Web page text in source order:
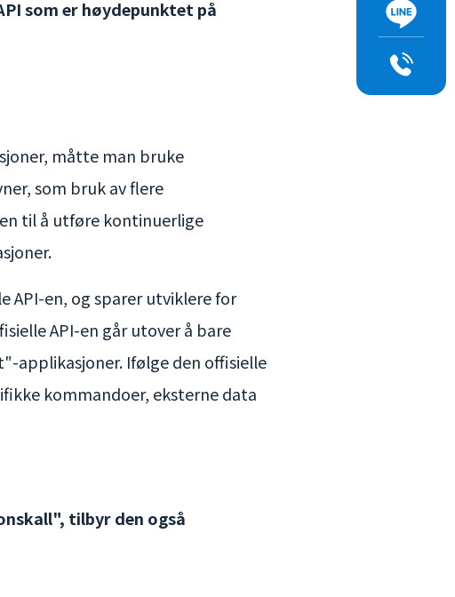
som er høydepunktet på
måtte man bruke
som bruk av flere
til å utføre kontinuerlige
API-en, og sparer utviklere for
API-en går utover å bare
applikasjoner. Ifølge den offisielle
kommandoer, eksterne data
tilbyr den også